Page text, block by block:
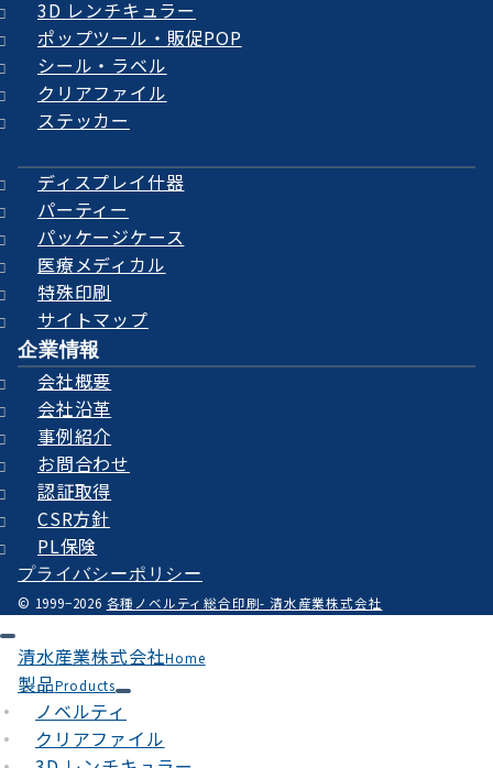
3D レンチキュラー
ポップツール・販促POP
シール・ラベル
クリアファイル
ステッカー
ディスプレイ什器
パーティー
パッケージケース
医療メディカル
特殊印刷
サイトマップ
企業情報
会社概要
会社沿革
事例紹介
お問合わせ
認証取得
CSR方針
PL保険
プライバシーポリシー
© 1999−2026 各種ノベルティ総合印刷- 清水産業株式会社
清水産業株式会社Home
製品Products
ノベルティ
クリアファイル